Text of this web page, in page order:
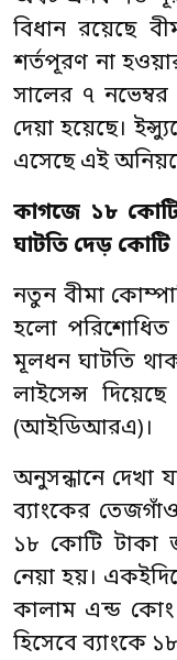
বিধান রয়েছে
শর্তপূরণ না
সালের ৭ নভেম্বর
দেয়া হয়েছে।
এসেছে এই
কাগজে ১৮
ঘাটতি দেড় কোটি
নতুন বীমা
হলো
মূলধন ঘাটতি
লাইসেন্স
(আইডিআরএ)।
অনুসন্ধানে দেখা
ব্যাংকের
১৮ কোটি টাকা
নেয়া হয়।
কালাম এন্ড
হিসেবে ব্যাংকে